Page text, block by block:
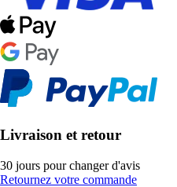
Livraison et retour
30 jours pour changer d'avis
Retournez votre commande